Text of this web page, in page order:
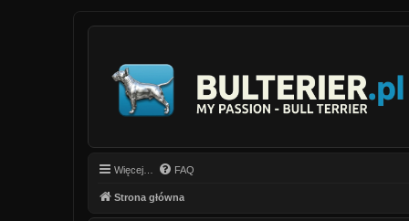
Więcej… FAQ
Strona główna